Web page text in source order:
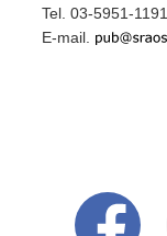
Tel. 03-5951-1191
E-mail.